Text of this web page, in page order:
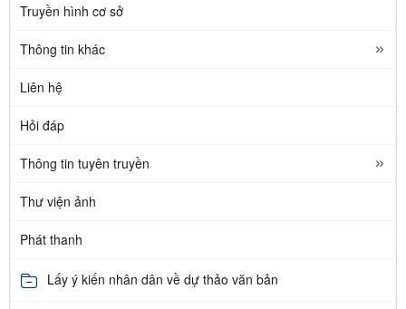
Truyền hình cơ sở
Thông tin khác
Liên hệ
Hỏi đáp
Thông tin tuyên truyền
Thư viện ảnh
Phát thanh
Lấy ý kiến nhân dân về dự thảo văn bản